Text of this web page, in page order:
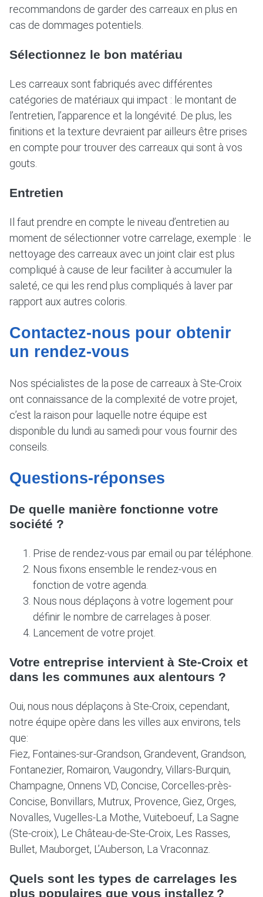
recommandons de garder des carreaux en plus en
cas de dommages potentiels.
Sélectionnez le bon matériau
Les carreaux sont fabriqués avec différentes
catégories de matériaux qui impact : le montant de
l’entretien, l’apparence et la longévité. De plus, les
finitions et la texture devraient par ailleurs être prises
en compte pour trouver des carreaux qui sont à vos
gouts.
Entretien
Il faut prendre en compte le niveau d’entretien au
moment de sélectionner votre carrelage, exemple : le
nettoyage des carreaux avec un joint clair est plus
compliqué à cause de leur faciliter à accumuler la
saleté, ce qui les rend plus compliqués à laver par
rapport aux autres coloris.
Contactez-nous pour obtenir
un rendez-vous
Nos spécialistes de la pose de carreaux à Ste-Croix
ont connaissance de la complexité de votre projet,
c’est la raison pour laquelle notre équipe est
disponible du lundi au samedi pour vous fournir des
conseils.
Questions-réponses
De quelle manière fonctionne votre
société ?
Prise de rendez-vous par email ou par téléphone.
Nous fixons ensemble le rendez-vous en
fonction de votre agenda.
Nous nous déplaçons à votre logement pour
définir le nombre de carrelages à poser.
Lancement de votre projet.
Votre entreprise intervient à Ste-Croix et
dans les communes aux alentours ?
Oui, nous nous déplaçons à Ste-Croix, cependant,
notre équipe opère dans les villes aux environs, tels
que:
Fiez, Fontaines-sur-Grandson, Grandevent, Grandson,
Fontanezier, Romairon, Vaugondry, Villars-Burquin,
Champagne, Onnens VD, Concise, Corcelles-près-
Concise, Bonvillars, Mutrux, Provence, Giez, Orges,
Novalles, Vugelles-La Mothe, Vuiteboeuf, La Sagne
(Ste-croix), Le Château-de-Ste-Croix, Les Rasses,
Bullet, Mauborget, L’Auberson, La Vraconnaz.
Quels sont les types de carrelages les
plus populaires que vous installez ?